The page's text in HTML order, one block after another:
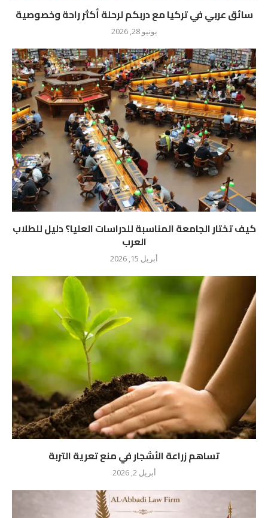
سائق عربي في تركيا مع دربكم لرحلة أكثر راحة وخصوصية
يونيو 28, 2026
كيف تختار الجامعة المناسبة للدراسات العليا؟ دليل للطلاب
العرب
أبريل 15, 2026
تساهم زراعة الأشجار في منع تعرية التربة
أبريل 2, 2026